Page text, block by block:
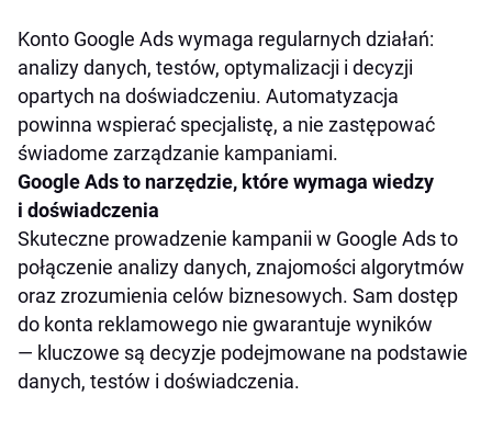
Konto Google Ads wymaga regularnych działań:
analizy danych, testów, optymalizacji i decyzji
opartych na doświadczeniu. Automatyzacja
powinna wspierać specjalistę, a nie zastępować
świadome zarządzanie kampaniami.
Google Ads to narzędzie, które wymaga wiedzy
i doświadczenia
Skuteczne prowadzenie kampanii w Google Ads to
połączenie analizy danych, znajomości algorytmów
oraz zrozumienia celów biznesowych. Sam dostęp
do konta reklamowego nie gwarantuje wyników
— kluczowe są decyzje podejmowane na podstawie
danych, testów i doświadczenia.